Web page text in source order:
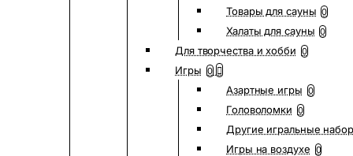
Товары для сауны 0
Халаты для сауны 0
Для творчества и хобби 0
Игры 0
Азартные игры 0
Головоломки 0
Другие игральные
Игры на воздухе 0